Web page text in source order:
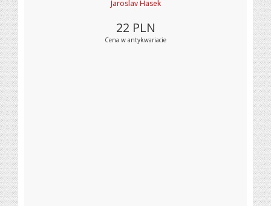
Jaroslav Hasek
22 PLN
Cena w antykwariacie